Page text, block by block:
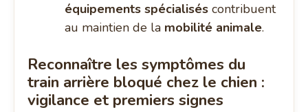
équipements spécialisés contribuent
au maintien de la mobilité animale.
Reconnaître les symptômes du
train arrière bloqué chez le chien :
vigilance et premiers signes